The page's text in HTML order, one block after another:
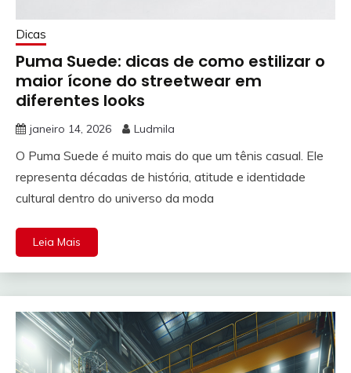
Dicas
Puma Suede: dicas de como estilizar o
maior ícone do streetwear em
diferentes looks
janeiro 14, 2026 Ludmila
O Puma Suede é muito mais do que um tênis casual. Ele
representa décadas de história, atitude e identidade
cultural dentro do universo da moda
Leia Mais